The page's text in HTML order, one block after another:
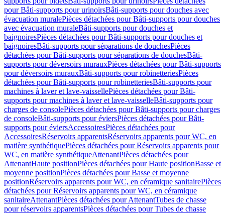
pour Bâti-supports pour urinoirsBâti-supports pour douches avec
évacuation muralePièces détachées pour Bâti-supports pour douches
avec évacuation muraleBâti-supports pour douches et
baignoiresPièces détachées pour Bâti-supports pour douches et
baignoiresBâti-supports pour séparations de douchesPièces
détachées pour Bâti-supports pour séparations de douchesBâti-
supports pour déversoirs murauxPièces détachées pour Bâti-supports
pour déversoirs murauxBâti-supports pour robinetteriesPièces
détachées pour Bâti-supports pour robinetteriesBâti-supports pour
machines à laver et lave-vaissellePièces détachées pour Bâti-
supports pour machines à laver et lave-vaisselleBâti-supports pour
charges de consolePièces détachées pour Bâti-supports pour charges
de consoleBâti-supports pour éviersPièces détachées pour Bâti-
supports pour éviersAccessoiresPièces détachées pour
AccessoiresRéservoirs apparentsRéservoirs apparents pour WC, en
matière synthétiquePièces détachées pour Réservoirs apparents pour
WC, en matière synthétiqueAttenantPièces détachées pour
AttenantHaute positionPièces détachées pour Haute positionBasse et
moyenne positionPièces détachées pour Basse et moyenne
positionRéservoirs apparents pour WC, en céramique sanitairePièces
détachées pour Réservoirs apparents pour WC, en céramique
sanitaireAttenantPièces détachées pour AttenantTubes de chasse
pour réservoirs apparentsPièces détachées pour Tubes de chasse